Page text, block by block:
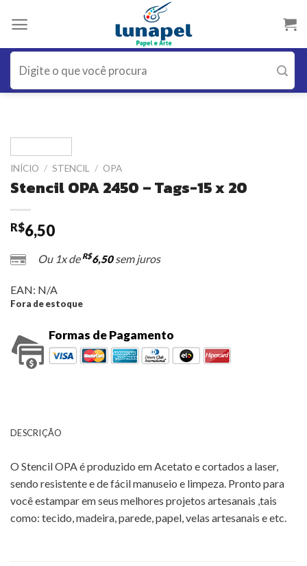
Pesquisar
por:
INÍCIO / STENCIL / OPA
Stencil OPA 2450 – Tags-15 x 20
R$6,50
Ou 1x de R$6,50sem juros
EAN: N/A
Fora de estoque
Formas de Pagamento
DESCRIÇÃO
O Stencil OPA é produzido em Acetato e cortados a laser,
sendo resistente e de fácil manuseio e limpeza. Pronto para
você estampar em seus melhores projetos artesanais ,tais
como: tecido, madeira, parede, papel, velas artesanais e etc.